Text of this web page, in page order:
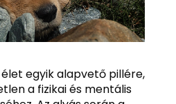
egyik alapvető pillére,
a fizikai és mentális